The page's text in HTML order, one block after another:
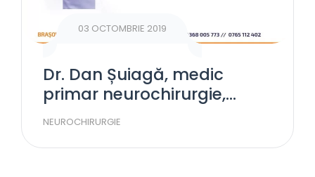
03 OCTOMBRIE 2019
Dr. Dan Șuiagă, medic
primar neurochirurgie,
acordă consultații la RMN
NEUROCHIRURGIE